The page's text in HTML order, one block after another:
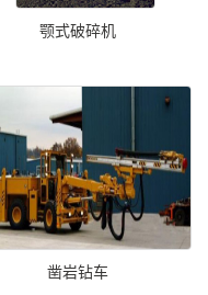
颚式破碎机
凿岩钻车